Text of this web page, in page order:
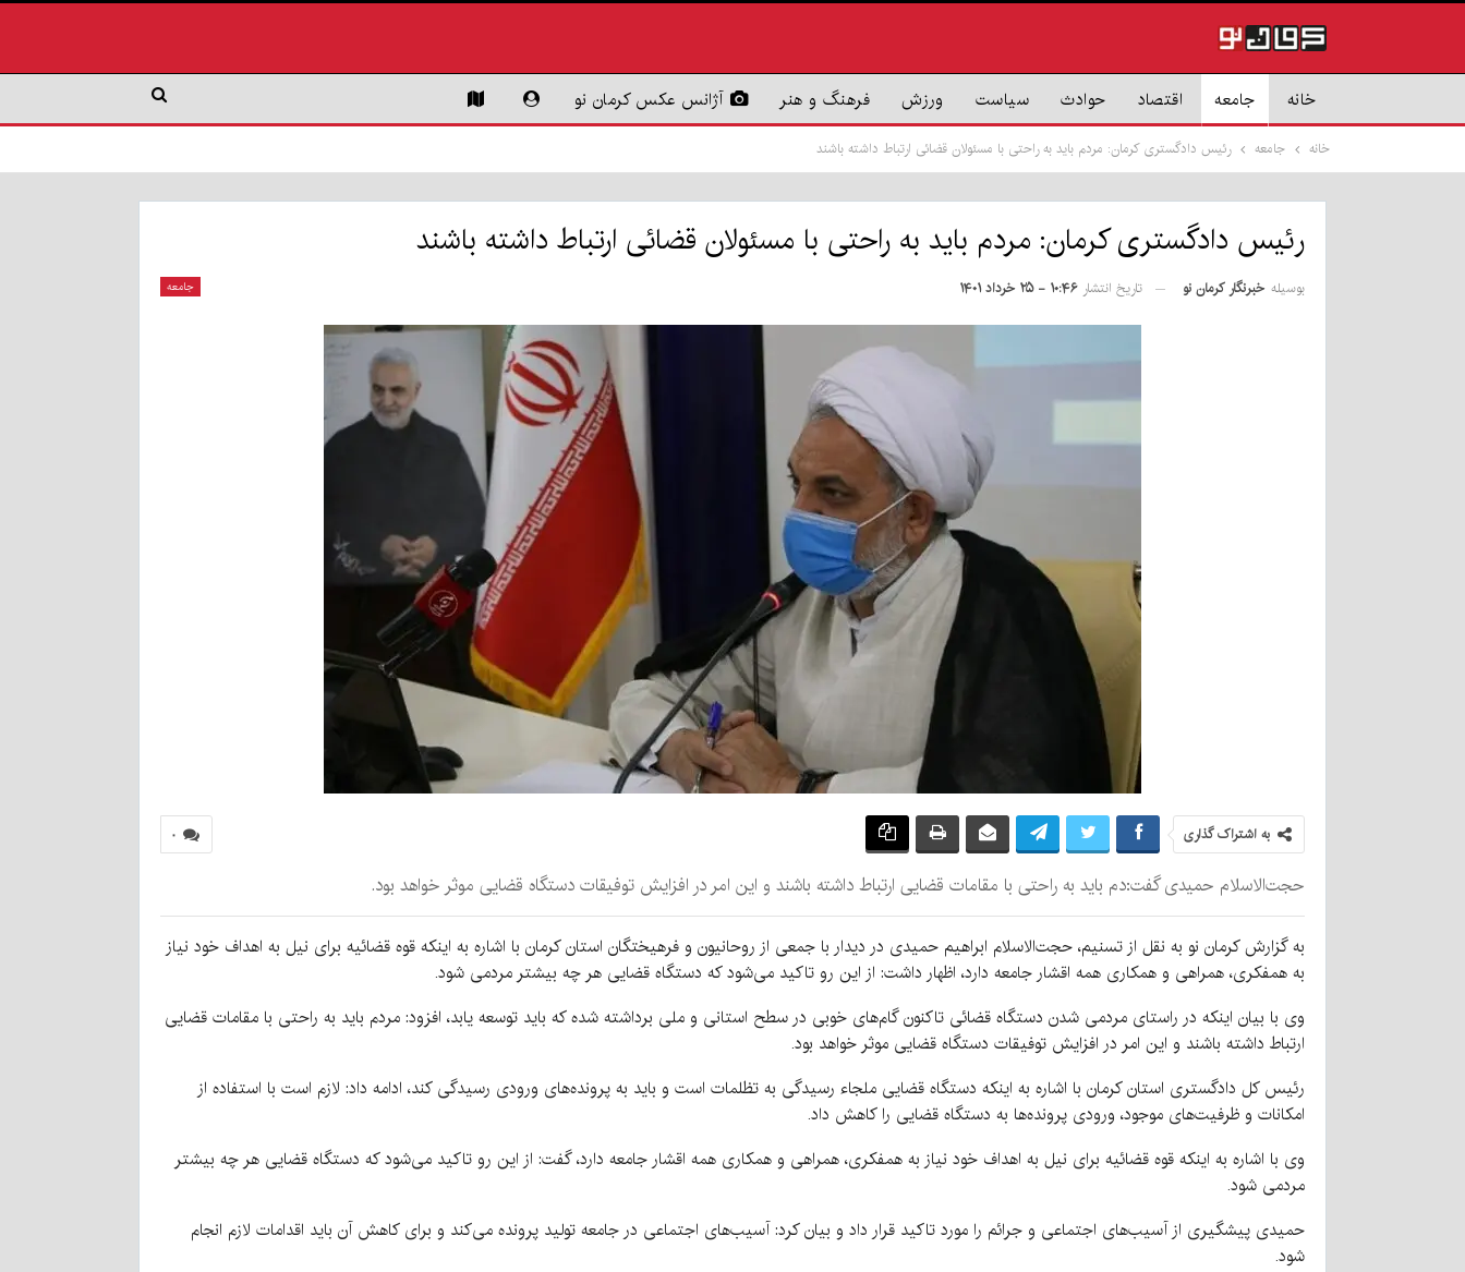
خانه جامعه اقتصاد حوادث سیاست ورزش فرهنگ و هنر آژانس عکس کرمان نو
خانه جامعه رئیس دادگستری کرمان: مردم باید به راحتی با مسئولان قضائی ارتباط داشته باشند
رئیس دادگستری کرمان: مردم باید به راحتی با مسئولان قضائی ارتباط داشته باشند
جامعه بوسیله خبرنگار کرمان نو تاریخ انتشار ۱۰:۴۶ - ۲۵ خرداد ۱۴۰۱
۰ به اشتراک گذاری
حجت‌الاسلام حمیدی گفت:دم باید به راحتی با مقامات قضایی ارتباط داشته باشند و این امر در افزایش توفیقات دستگاه قضایی موثر خواهد بود.
به گزارش کرمان نو به نقل از تسنیم، حجت‌الاسلام ابراهیم حمیدی در دیدار با جمعی از روحانیون و فرهیختگان استان کرمان با اشاره به اینکه قوه قضائیه برای نیل به اهداف خود نیاز
به همفکری، همراهی و همکاری همه اقشار جامعه دارد، اظهار داشت: از این رو تاکید می‌شود که دستگاه قضایی هر چه بیشتر مردمی شود.
وی با بیان اینکه در راستای مردمی شدن دستگاه قضائی تاکنون گام‌های خوبی در سطح استانی و ملی برداشته شده که باید توسعه یابد، افزود: مردم باید به راحتی با مقامات قضایی
ارتباط داشته باشند و این امر در افزایش توفیقات دستگاه قضایی موثر خواهد بود.
رئیس کل دادگستری استان کرمان با اشاره به اینکه دستگاه قضایی ملجاء رسیدگی به تظلمات است و باید به پرونده‌های ورودی رسیدگی کند، ادامه داد: لازم است با استفاده از
امکانات و ظرفیت‌های موجود، ورودی پرونده‌ها به دستگاه قضایی را کاهش داد.
وی با اشاره به اینکه قوه قضائیه برای نیل به اهداف خود نیاز به همفکری، همراهی و همکاری همه اقشار جامعه دارد، گفت: از این رو تاکید می‌شود که دستگاه قضایی هر چه بیشتر
مردمی شود.
حمیدی پیشگیری از آسیب‌های اجتماعی و جرائم را مورد تاکید قرار داد و بیان کرد: آسیب‌های اجتماعی در جامعه تولید پرونده می‌کند و برای کاهش آن باید اقدامات لازم انجام
شود.